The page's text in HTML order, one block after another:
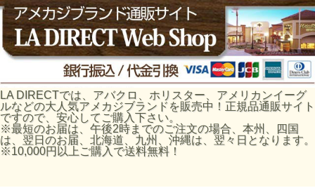
LA DIRECTでは、アバクロ、ホリスター、アメリカンイーグ
ルなどの大人気アメカジブランドを販売中！正規品通販サイト
ですので、安心してご購入下さい。
※最短のお届は、午後2時までのご注文の場合、本州、四国
は、翌日のお届、北海道、九州、沖縄は、翌々日となります。
※10,000円以上ご購入で送料無料！